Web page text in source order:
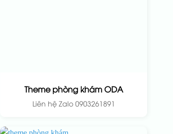
Theme phòng khám ODA
Liên hệ Zalo 0903261891